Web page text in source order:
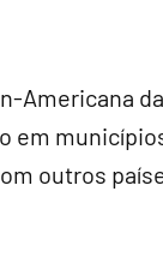
Americana
em
outros